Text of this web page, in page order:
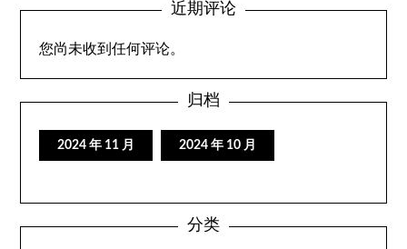
近期评论
您尚未收到任何评论。
归档
2024 年 11 月 2024 年 10 月
分类